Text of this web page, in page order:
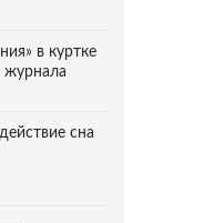
в куртке
журнала
сна